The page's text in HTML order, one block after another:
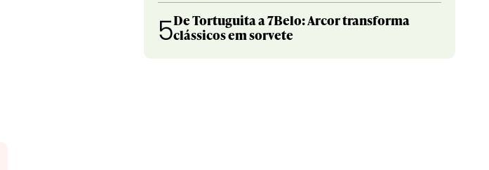
5De Tortuguita a 7Belo: Arcor transforma
clássicos em sorvete